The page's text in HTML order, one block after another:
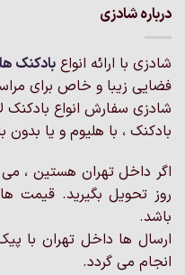
درباره شادزی
شادزی با ارائه انواع بادکنک‌
فضایی زیبا و خاص برای
شادزی سفارش انواع بادکنک
بادکنک ، با هلیوم و یا بدون
روز تحویل بگیرید. قیمت
باشد.
ارسال ها داخل تهران با
انجام می گردد.